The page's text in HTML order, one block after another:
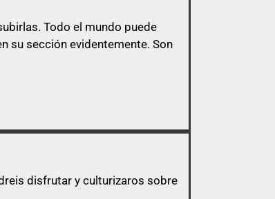
Todo el mundo puede
su sección evidentemente. Son
disfrutar y culturizaros sobre